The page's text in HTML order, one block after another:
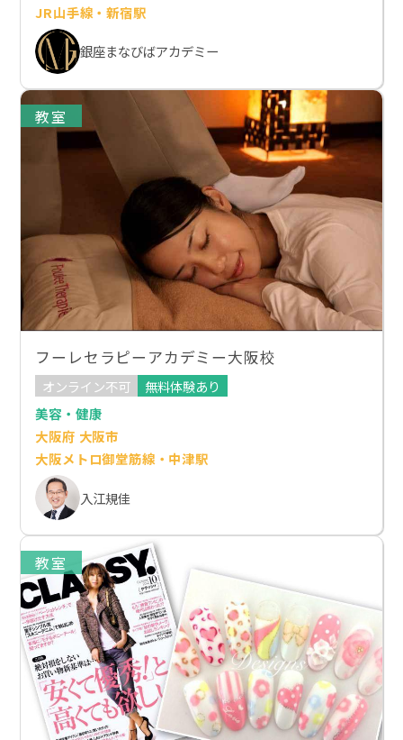
JR山手線・新宿駅
銀座まなびばアカデミー
教室
フーレセラピーアカデミー大阪校
オンライン不可
無料体験あり
美容・健康
大阪府 大阪市
大阪メトロ御堂筋線・中津駅
入江規佳
教室